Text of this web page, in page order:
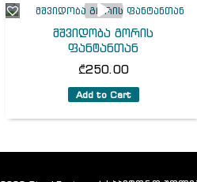
მშვიდობა გორის
ფანტანთან
₾250.00
Add to Cart